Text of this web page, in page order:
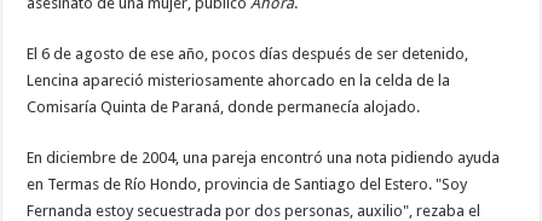
El 6 de agosto de ese año, pocos días después de ser detenido,
Lencina apareció misteriosamente ahorcado en la celda de la
Comisaría Quinta de Paraná, donde permanecía alojado.
En diciembre de 2004, una pareja encontró una nota pidiendo ayuda
en Termas de Río Hondo, provincia de Santiago del Estero. "Soy
Fernanda estoy secuestrada por dos personas, auxilio", rezaba el